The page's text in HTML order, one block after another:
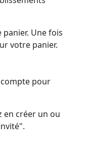
panier. Une fois
votre panier.
pour
en créer un ou